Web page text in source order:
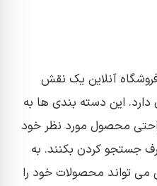
آنلاین یک نقش
دارد. این دسته بندی ها به
محصول مورد نظر خود
جستجو کردن بکنند. به
می تواند محصولات خود را